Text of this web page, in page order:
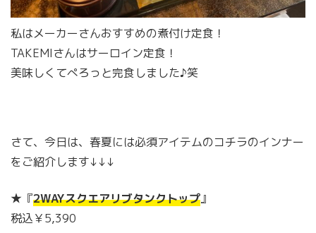
私はメーカーさんおすすめの煮付け定食！
TAKEMIさんはサーロイン定食！
美味しくてぺろっと完食しました♪笑
さて、今日は、春夏には必須アイテムのコチラのインナー
をご紹介します↓↓↓
★『2WAYスクエアリブタンクトップ』
税込￥5,390